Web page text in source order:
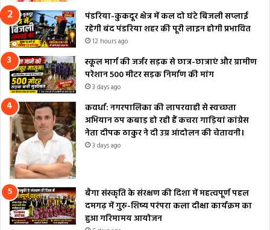
पंडरिया-कुकदूर क्षेत्र में कल दो घंटे बिजली सप्लाई
रहेगी बंद पंडरिया शहर की पूरी लाइन होगी प्रभावित
12 hours ago
स्कूल मार्ग की जर्जर सड़क से छात्र-छात्राएं और ग्रामीण
परेशान 500 मीटर सड़क निर्माण की मांग
3 days ago
कवर्धा: नगरपालिका की लापरवाही से स्वच्छता
अभियान ठप कबाड़ हो रही हैं कचरा गाड़ियां कांग्रेस
नेता दीपक ठाकुर ने दी उग्र आंदोलन की चेतावनी।
3 days ago
बैगा संस्कृति के संरक्षण की दिशा में महत्वपूर्ण पहल
दमगढ़ में गुरु-शिष्य परंपरा कला दीक्षा कार्यक्रम का
हुआ गरिमामय आयोजन